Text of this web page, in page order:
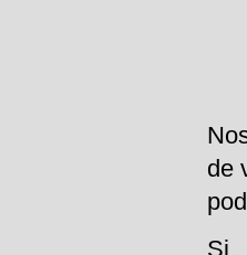
de